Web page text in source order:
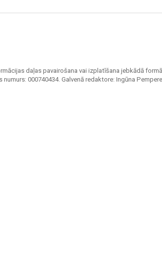
daļas pavairošana vai izplatīšana jebkādā
000740434. Galvenā redaktore: Ingūna